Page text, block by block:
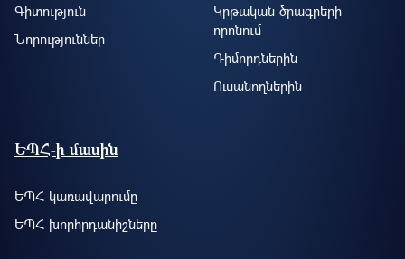
Գիտություն
Նորություններ
Կրթական ծրագրերի
որոնում
Դիմորդներին
Ուսանողներին
ԵՊՀ-ի մասին
ԵՊՀ կառավարումը
ԵՊՀ խորհրդանիշները